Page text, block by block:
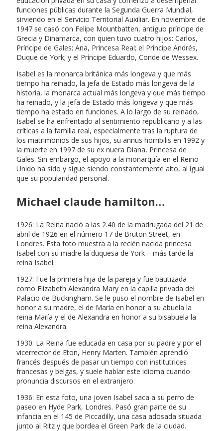
funciones públicas durante la Segunda Guerra Mundial,
sirviendo en el Servicio Territorial Auxiliar. En noviembre de
1947 se casó con Felipe Mountbatten, antiguo príncipe de
Grecia y Dinamarca, con quien tuvo cuatro hijos: Carlos,
Príncipe de Gales; Ana, Princesa Real; el Príncipe Andrés,
Duque de York; y el Príncipe Eduardo, Conde de Wessex.
Isabel es la monarca británica más longeva y que más
tiempo ha reinado, la jefa de Estado más longeva de la
historia, la monarca actual más longeva y que más tiempo
ha reinado, y la jefa de Estado más longeva y que más
tiempo ha estado en funciones. A lo largo de su reinado,
Isabel se ha enfrentado al sentimiento republicano y a las
críticas a la familia real, especialmente tras la ruptura de
los matrimonios de sus hijos, su annus horribilis en 1992 y
la muerte en 1997 de su ex nuera Diana, Princesa de
Gales. Sin embargo, el apoyo a la monarquía en el Reino
Unido ha sido y sigue siendo constantemente alto, al igual
que su popularidad personal.
Michael claude hamilton…
1926: La Reina nació a las 2.40 de la madrugada del 21 de
abril de 1926 en el número 17 de Bruton Street, en
Londres. Esta foto muestra a la recién nacida princesa
Isabel con su madre la duquesa de York – más tarde la
reina Isabel.
1927: Fue la primera hija de la pareja y fue bautizada
como Elizabeth Alexandra Mary en la capilla privada del
Palacio de Buckingham. Se le puso el nombre de Isabel en
honor a su madre, el de María en honor a su abuela la
reina María y el de Alexandra en honor a su bisabuela la
reina Alexandra.
1930: La Reina fue educada en casa por su padre y por el
vicerrector de Eton, Henry Marten. También aprendió
francés después de pasar un tiempo con institutrices
francesas y belgas, y suele hablar este idioma cuando
pronuncia discursos en el extranjero.
1936: En esta foto, una joven Isabel saca a su perro de
paseo en Hyde Park, Londres. Pasó gran parte de su
infancia en el 145 de Piccadilly, una casa adosada situada
junto al Ritz y que bordea el Green Park de la ciudad.